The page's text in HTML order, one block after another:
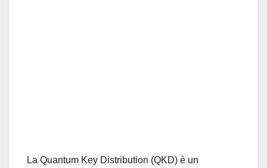
La Quantum Key Distribution (QKD) è un